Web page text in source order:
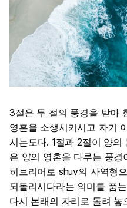
3절은 두 절의 풍경을 받아
영혼을 소생시키시고 자기
시는도다. 1절과 2절이 양
은 양의 영혼을 다루는 풍
히브리어로 shuv의 사역형
되돌리시다라는 의미를 품
다시 본래의 자리로 돌려